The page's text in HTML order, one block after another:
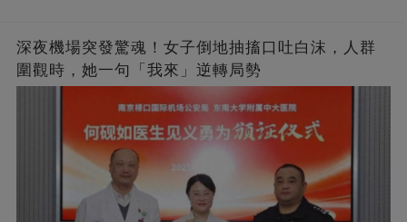
深夜機場突發驚魂！女子倒地抽搐口吐白沫，人群
圍觀時，她一句「我來」逆轉局勢